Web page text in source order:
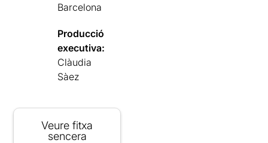
Barcelona
Producció
executiva:
Clàudia
Sàez
Veure fitxa
sencera